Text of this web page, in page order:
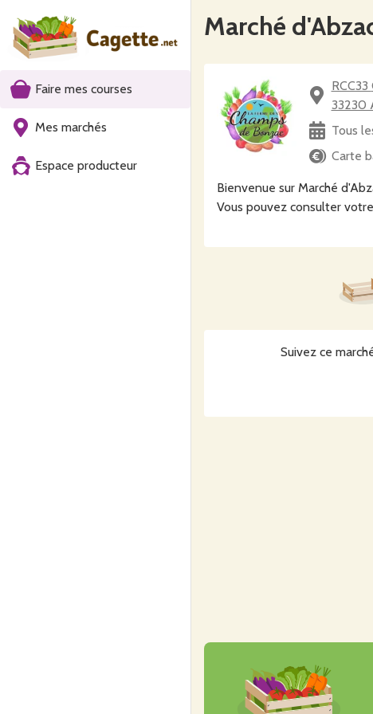
Faire mes courses
Mes marchés
Espace producteur
Marché
RCC33 Club house Tennis - Padel d'Abzac - 33 Rue du Docteur Texier -
33230
Tous
Carte
Bienvenue sur Marché
Vous pouvez consulter
Suivez ce